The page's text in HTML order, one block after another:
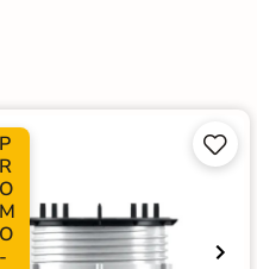
P
R
O
M
O
-

